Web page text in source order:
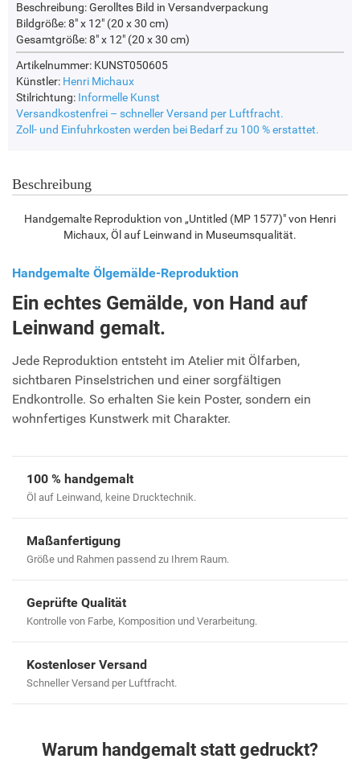
Beschreibung:Gerolltes Bild in Versandverpackung
Bildgröße:8" x 12" (20 x 30 cm)
Gesamtgröße:8" x 12" (20 x 30 cm)
Artikelnummer: KUNST050605
Künstler: Henri Michaux
Stilrichtung: Informelle Kunst
Versandkostenfrei – schneller Versand per Luftfracht.
Zoll- und Einfuhrkosten werden bei Bedarf zu 100 % erstattet.
Beschreibung
Handgemalte Reproduktion von „Untitled (MP 1577)" von Henri
Michaux, Öl auf Leinwand in Museumsqualität.
Handgemalte Ölgemälde-Reproduktion
Ein echtes Gemälde, von Hand auf
Leinwand gemalt.
Jede Reproduktion entsteht im Atelier mit Ölfarben,
sichtbaren Pinselstrichen und einer sorgfältigen
Endkontrolle. So erhalten Sie kein Poster, sondern ein
wohnfertiges Kunstwerk mit Charakter.
100 % handgemalt
Öl auf Leinwand, keine Drucktechnik.
Maßanfertigung
Größe und Rahmen passend zu Ihrem Raum.
Geprüfte Qualität
Kontrolle von Farbe, Komposition und Verarbeitung.
Kostenloser Versand
Schneller Versand per Luftfracht.
Warum handgemalt statt gedruckt?